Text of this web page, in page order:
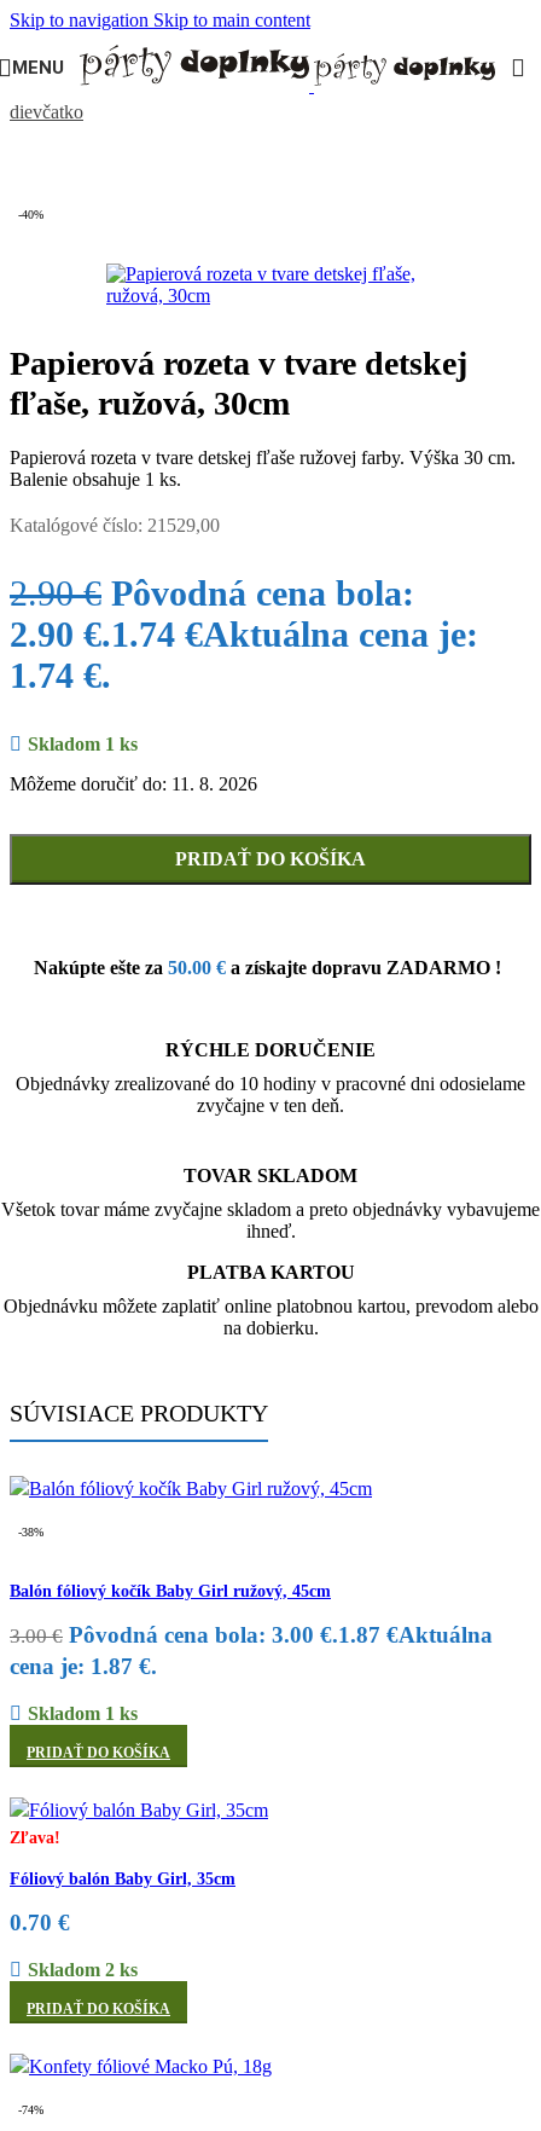
Skip to navigation Skip to main content
MENU
DETSKÁ OSLAVA Oslava pre dievča
dievčatko
-40%
Papierová rozeta v tvare detskej
fľaše, ružová, 30cm
Papierová rozeta v tvare detskej fľaše ružovej farby. Výška 30 cm.
Balenie obsahuje 1 ks.
Katalógové číslo: 21529,00
2.90€ Pôvodná cena bola:
2.90 €.1.74 €Aktuálna cena je:
1.74 €.
Skladom 1 ks
Môžeme doručiť do: 11. 8. 2026
PRIDAŤ DO KOŠÍKA
Nakúpte ešte za 50.00 € a získajte dopravu ZADARMO !
RÝCHLE DORUČENIE
Objednávky zrealizované do 10 hodiny v pracovné dni odosielame
zvyčajne v ten deň.
TOVAR SKLADOM
Všetok tovar máme zvyčajne skladom a preto objednávky vybavujeme
ihneď.
PLATBA KARTOU
Objednávku môžete zaplatiť online platobnou kartou, prevodom alebo
na dobierku.
SÚVISIACE PRODUKTY
-38%
Balón fóliový kočík Baby Girl ružový, 45cm
3.00€ Pôvodná cena bola: 3.00 €.1.87 €Aktuálna
cena je: 1.87 €.
Skladom 1 ks
PRIDAŤ DO KOŠÍKA
Zľava!
Fóliový balón Baby Girl, 35cm
0.70 €
Skladom 2 ks
PRIDAŤ DO KOŠÍKA
-74%